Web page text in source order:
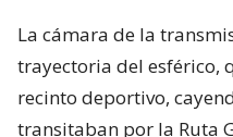
La cámara de la
trayectoria del esférico,
recinto deportivo,
transitaban por la Ruta